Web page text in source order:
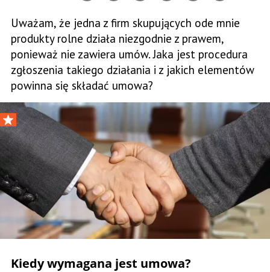
Uważam, że jedna z firm skupujących ode mnie
produkty rolne działa niezgodnie z prawem,
ponieważ nie zawiera umów. Jaka jest procedura
zgłoszenia takiego działania i z jakich elementów
powinna się składać umowa?
Kiedy wymagana jest umowa?